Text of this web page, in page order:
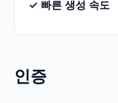
✓ 빠른 생성 속도
인증